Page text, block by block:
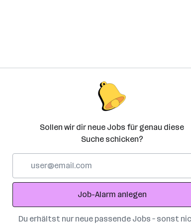
Sollen wir dir neue Jobs für genau diese
Suche schicken?
Adresse
Job-Alarm anlegen
Du erhältst nur neue passende Jobs – sonst